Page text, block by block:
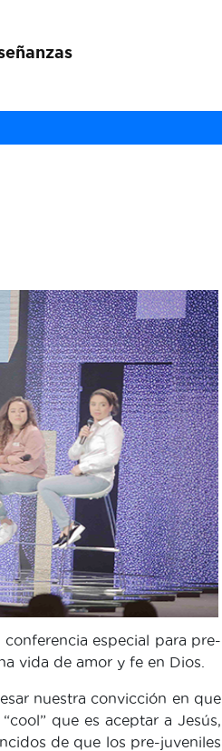
especial para pre-
vida de amor y fe en Dios.
nuestra convicción en que
que es aceptar a Jesús,
de que los pre-juveniles